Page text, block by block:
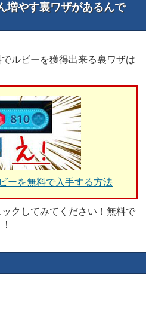
増やす裏ワザがあるんで
ルビーを獲得出来る裏ワザは
ーを無料で入手する方法
クしてみてください！無料で